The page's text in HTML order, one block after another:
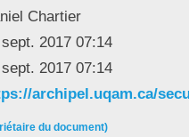
Chartier
2017 07:14
2017 07:14
archipel.uqam.ca/
du document)